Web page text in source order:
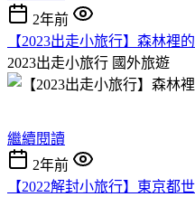
2年前
【2023出走小旅行】森林裡
2023出走小旅行 國外旅遊
繼續閱讀
2年前
【2022解封小旅行】東京都